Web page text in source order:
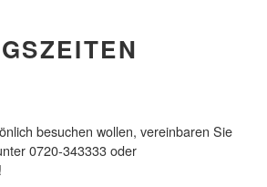
besuchen wollen, vereinbaren Sie
0720-343333 oder
!